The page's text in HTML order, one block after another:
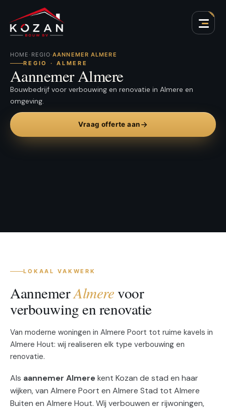
HOME · REGIO·AANNEMER ALMERE
REGIO · ALMERE
Aannemer Almere
Bouwbedrijf voor verbouwing en renovatie in Almere en
omgeving.
Vraag offerte aan
LOKAAL VAKWERK
AannemerAlmerevoor
verbouwing en renovatie
Van moderne woningen in Almere Poort tot ruime kavels in
Almere Hout: wij realiseren elk type verbouwing en
renovatie.
Als aannemer Almerekent Kozan de stad en haar
wijken, van Almere Poort en Almere Stad tot Almere
Buiten en Almere Hout. Wij verbouwen er rijwoningen,